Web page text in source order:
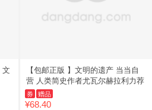
【包邮正版 】文明的遗产 当当自
营 人类简史作者尤瓦尔赫拉利力荐
券 赠品
¥68.40